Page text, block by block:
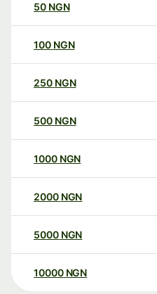
50 NGN
100 NGN
250 NGN
500 NGN
1000 NGN
2000 NGN
5000 NGN
10000 NGN